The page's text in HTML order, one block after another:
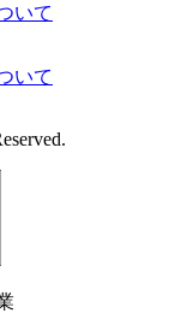
いて
いて